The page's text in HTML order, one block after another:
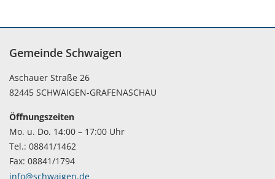
Gemeinde Schwaigen
Aschauer Straße 26
82445 SCHWAIGEN-GRAFENASCHAU
Öffnungszeiten
Mo. u. Do. 14:00 – 17:00 Uhr
Tel.: 08841/1462
Fax: 08841/1794
info@schwaigen.de